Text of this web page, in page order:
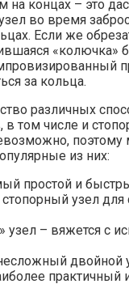
на концах – это
во время
Если же
«колючка»
за кольца.
различных
том числе и
из них:
простой и
узел для
узел – вяжется с
двойной
практичный